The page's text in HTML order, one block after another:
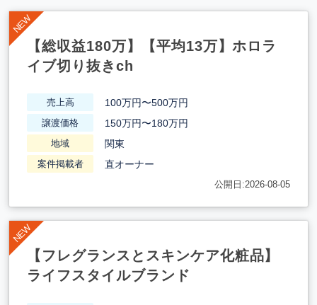
【総収益180万】【平均13万】ホロラ
イブ切り抜きch
売上高 100万円〜500万円
譲渡価格 150万円〜180万円
地域 関東
案件掲載者 直オーナー
公開日:2026-08-05
【フレグランスとスキンケア化粧品】
ライフスタイルブランド